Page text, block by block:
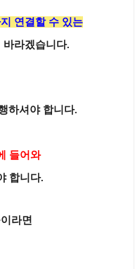
연결할 수 있는
바라겠습니다.
하셔야 합니다.
들어와
합니다.
라면